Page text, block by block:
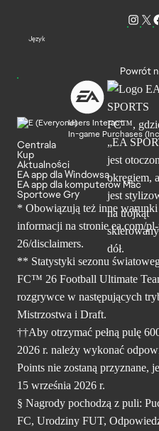
Język
Powrót
Users Interact
In-game Purchases
Centrala
Kup
Aktualności
EA app dla Windowsa
EA app dla komputerów Mac
Sportowe Gry
* Obowiązują też inne
informacji na stronie ea.com/
26/disclaimers.
** Statystyki sezonu
FC™ 26 Football Ultimate
rozgrywce w następujących
Mistrzostwa i Draft.
††Aby otrzymać pełną pulę
2026 r. należy wykonać
Points nie zostaną przyznane,
15 września 2026 r.
§ Nagrody pochodzą z puli:
FC, Urodziny FUT,